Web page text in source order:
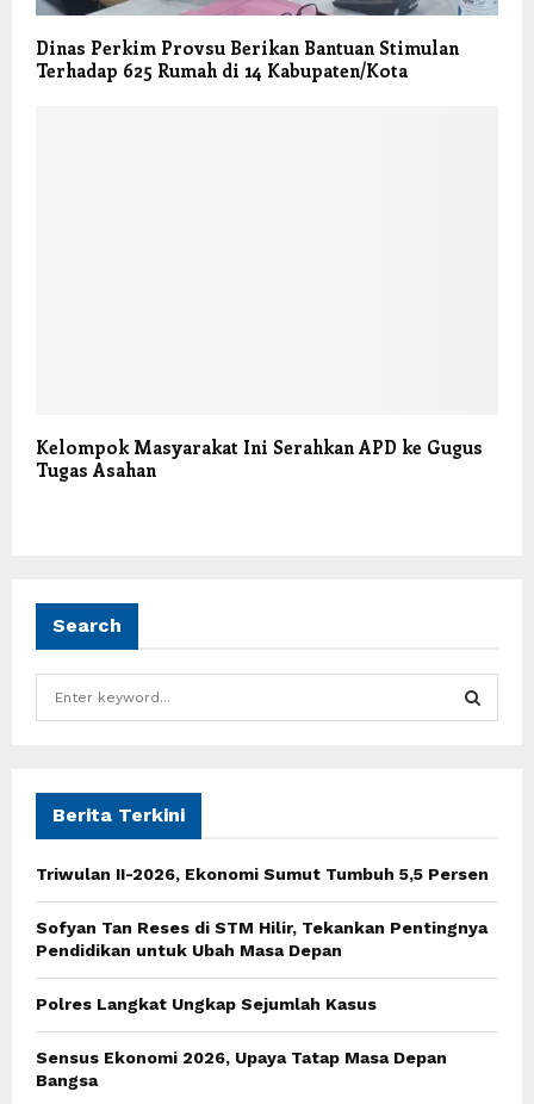
Dinas Perkim Provsu Berikan Bantuan Stimulan
Terhadap 625 Rumah di 14 Kabupaten/Kota
Kelompok Masyarakat Ini Serahkan APD ke Gugus
Tugas Asahan
Search
f
r
C
H
Berita Terkini
Triwulan II-2026, Ekonomi Sumut Tumbuh 5,5 Persen
Sofyan Tan Reses di STM Hilir, Tekankan Pentingnya
Pendidikan untuk Ubah Masa Depan
Polres Langkat Ungkap Sejumlah Kasus
Sensus Ekonomi 2026, Upaya Tatap Masa Depan
Bangsa